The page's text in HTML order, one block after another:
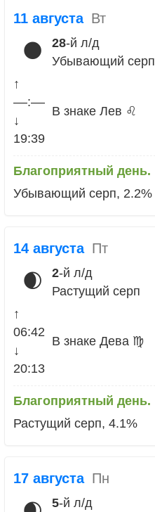
11 августа Вт
🌑 28-й л/д
Убывающий серп
↑
––:––
↓
19:39
В знаке Лев ♌
Благоприятный день.
Убывающий серп, 2.2%
14 августа Пт
🌒 2-й л/д
Растущий серп
↑
06:42
↓
20:13
В знаке Дева ♍
Благоприятный день.
Растущий серп, 4.1%
17 августа Пн
5-й л/д